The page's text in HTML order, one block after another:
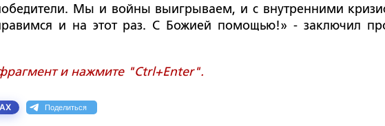
Мы и войны выигрываем, и с внутренними
и на этот раз. С Божией помощью!» - заключил
и нажмите "Ctrl+Enter".
Поделиться